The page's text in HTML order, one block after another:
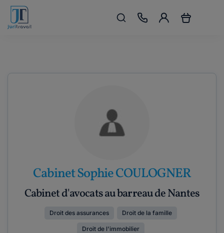
Cabinet Sophie COULOGNER
Cabinet d'avocats au barreau de Nantes
Droit des assurances Droit de la famille
Droit de l'immobilier